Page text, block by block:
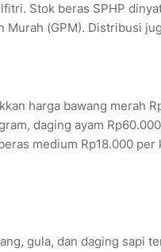
Stok beras SPHP
(GPM). Distribusi
harga bawang merah
daging ayam
medium Rp18.000 per
gula, dan daging sapi